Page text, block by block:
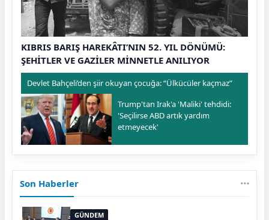
KIBRIS BARIŞ HAREKÂTI’NIN 52. YIL DÖNÜMÜ:
ŞEHİTLER VE GAZİLER MİNNETLE ANILIYOR
Devlet Bahçeli’den şiir okuyan çocuğa: “Ülkücüler kaçmaz”
Trump'tan Irak'a 'Maliki' tehdidi:
'Seçilirse ABD artık yardım
etmeyecek'
Son Haberler
GÜNDEM